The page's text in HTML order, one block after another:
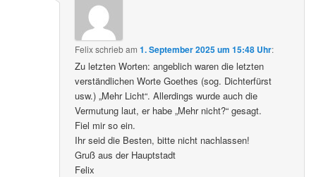
Felixschriebam1. September 2025 um 15:48 Uhr:
Zu letzten Worten: angeblich waren die letzten
verständlichen Worte Goethes (sog. Dichterfürst
usw.) „Mehr Licht“. Allerdings wurde auch die
Vermutung laut, er habe „Mehr nicht?“ gesagt.
Fiel mir so ein.
Ihr seid die Besten, bitte nicht nachlassen!
Gruß aus der Hauptstadt
Felix